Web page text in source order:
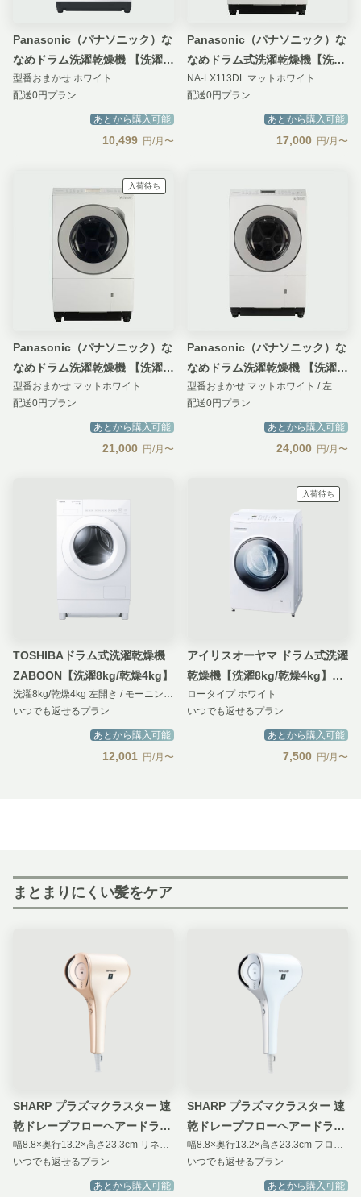
Panasonic（パナソニック）な
なめドラム洗濯乾燥機 【洗濯
10kg／乾燥5kg】Utype スマー
ト&コンパクトモデル
型番おまかせ ホワイト
配送0円プラン
あとから購入可能
10,499 円/月〜
Panasonic（パナソニック）な
なめドラム式洗濯乾燥機【洗濯
11kg/乾燥6kg】はやふわ乾燥
ヒートポンプ&スゴ落ち泡洗浄
NA-LX113DL マットホワイト
配送0円プラン
あとから購入可能
17,000 円/月〜
入荷待ち
Panasonic（パナソニック）な
なめドラム洗濯乾燥機 【洗濯
12kg/乾燥6kg】ヒートポンプ
乾燥&スゴ落ち泡洗浄 スタンダ
型番おまかせ マットホワイト
配送0円プラン
あとから購入可能
21,000 円/月〜
Panasonic（パナソニック）な
なめドラム洗濯乾燥機 【洗濯
12kg/乾燥6kg】ヒートポンプ
乾燥&スゴ落ち泡洗浄 ハイスペ
型番おまかせ マットホワイト / 左開き
配送0円プラン
あとから購入可能
24,000 円/月〜
TOSHIBAドラム式洗濯乾燥機
ZABOON【洗濯8kg/乾燥4kg】
洗濯8kg/乾燥4kg 左開き / モーニングホワイト
いつでも返せるプラン
あとから購入可能
12,001 円/月〜
入荷待ち
アイリスオーヤマ ドラム式洗濯
乾燥機【洗濯8kg/乾燥4kg】ガ
チ落ち温水洗浄／ふんわり乾燥
ロータイプ ホワイト
いつでも返せるプラン
あとから購入可能
7,500 円/月〜
まとまりにくい髪をケア
SHARP プラズマクラスター 速
乾ドレープフローヘアードライ
ヤー
幅8.8×奥行13.2×高さ23.3cm リネンゴールド
いつでも返せるプラン
あとから購入可能
SHARP プラズマクラスター 速
乾ドレープフローヘアードライ
ヤー
幅8.8×奥行13.2×高さ23.3cm フローズンホワイト
いつでも返せるプラン
あとから購入可能